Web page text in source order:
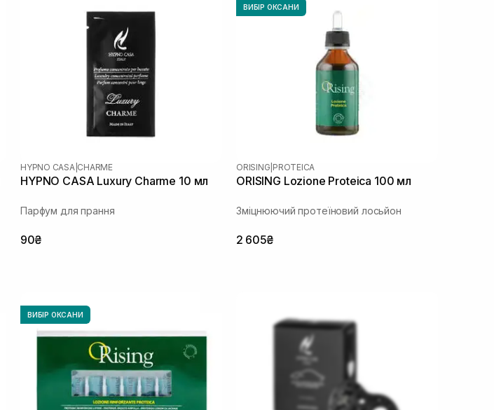
HYPNO CASA CHARME
HYPNO CASA Luxury Charme 10 мл
Парфум для прання
90₴
ВИБІР ОКСАНИ
ORISING PROTEICA
ORISING Lozione Proteica 100 мл
Зміцнюючий протеїновий лосьйон
2 605₴
ВИБІР ОКСАНИ